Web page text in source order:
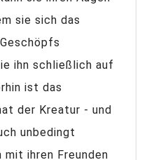
sie sich das
ihn schließlich auf
ist das
der Kreatur - und
unbedingt
mit ihren Freunden